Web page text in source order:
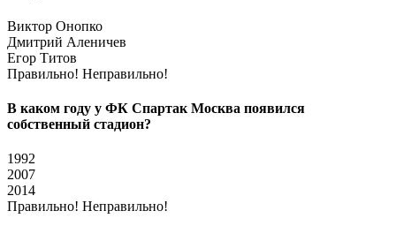
Виктор Онопко
Дмитрий Аленичев
Егор Титов
Правильно! Неправильно!
В каком году у ФК Спартак Москва появился
собственный стадион?
1992
2007
2014
Правильно! Неправильно!